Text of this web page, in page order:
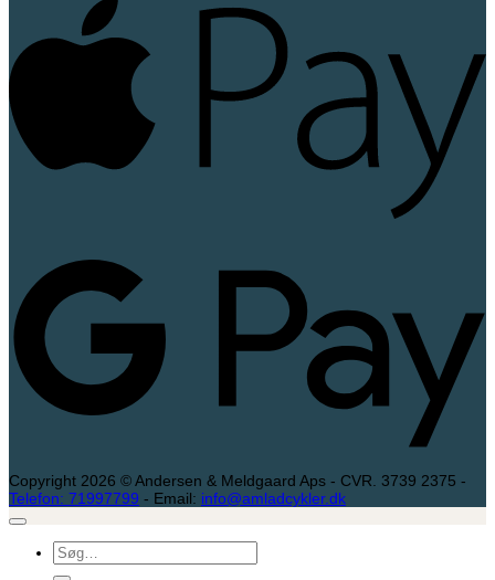
Copyright 2026 © Andersen & Meldgaard Aps - CVR. 3739 2375 -
Telefon: 71997799 - Email: info@amladcykler.dk
Søg
efter: